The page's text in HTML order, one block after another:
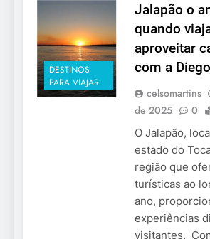
DESTINOS
PARA VIAJAR
Jalapão o
quando
aproveitar
com a
celsomartins
de 2025
0
O Jalapão,
estado do
região que
turísticas ao
ano,
experiências
visitantes.